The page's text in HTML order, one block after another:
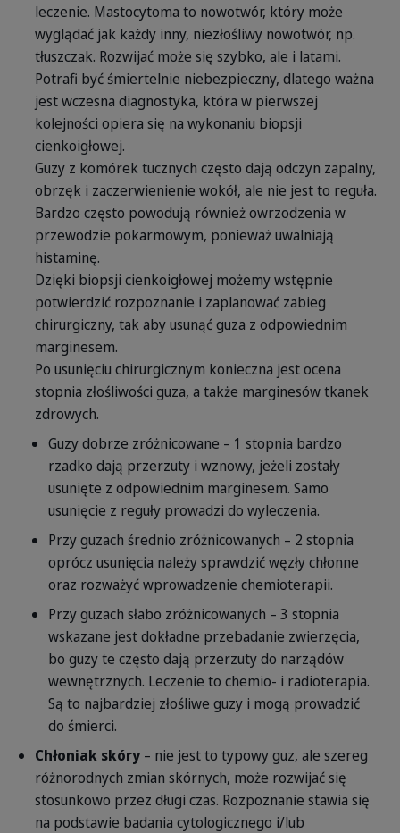
leczenie. Mastocytoma to nowotwór, który może
wyglądać jak każdy inny, niezłośliwy nowotwór, np.
tłuszczak. Rozwijać może się szybko, ale i latami.
Potrafi być śmiertelnie niebezpieczny, dlatego ważna
jest wczesna diagnostyka, która w pierwszej
kolejności opiera się na wykonaniu biopsji
cienkoigłowej.
Guzy z komórek tucznych często dają odczyn zapalny,
obrzęk i zaczerwienienie wokół, ale nie jest to reguła.
Bardzo często powodują również owrzodzenia w
przewodzie pokarmowym, ponieważ uwalniają
histaminę.
Dzięki biopsji cienkoigłowej możemy wstępnie
potwierdzić rozpoznanie i zaplanować zabieg
chirurgiczny, tak aby usunąć guza z odpowiednim
marginesem.
Po usunięciu chirurgicznym konieczna jest ocena
stopnia złośliwości guza, a także marginesów tkanek
zdrowych.
Guzy dobrze zróżnicowane – 1 stopnia bardzo
rzadko dają przerzuty i wznowy, jeżeli zostały
usunięte z odpowiednim marginesem. Samo
usunięcie z reguły prowadzi do wyleczenia.
Przy guzach średnio zróżnicowanych – 2 stopnia
oprócz usunięcia należy sprawdzić węzły chłonne
oraz rozważyć wprowadzenie chemioterapii.
Przy guzach słabo zróżnicowanych – 3 stopnia
wskazane jest dokładne przebadanie zwierzęcia,
bo guzy te często dają przerzuty do narządów
wewnętrznych. Leczenie to chemio- i radioterapia.
Są to najbardziej złośliwe guzy i mogą prowadzić
do śmierci.
Chłoniak skóry – nie jest to typowy guz, ale szereg
różnorodnych zmian skórnych, może rozwijać się
stosunkowo przez długi czas. Rozpoznanie stawia się
na podstawie badania cytologicznego i/lub